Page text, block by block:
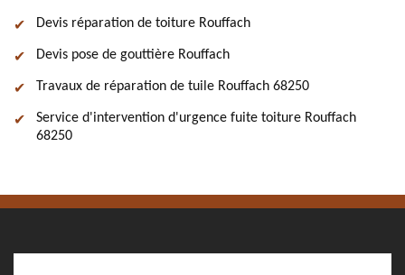
Devis réparation de toiture Rouffach
Devis pose de gouttière Rouffach
Travaux de réparation de tuile Rouffach 68250
Service d'intervention d'urgence fuite toiture Rouffach
68250